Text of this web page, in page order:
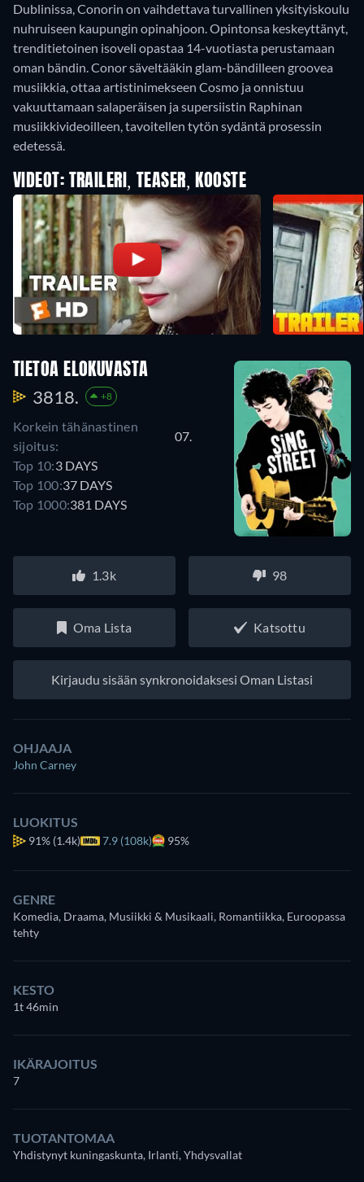
Dublinissa, Conorin on vaihdettava turvallinen yksityiskoulu
nuhruiseen kaupungin opinahjoon. Opintonsa keskeyttänyt,
trenditietoinen isoveli opastaa 14-vuotiasta perustamaan
oman bändin. Conor säveltääkin glam-bändilleen groovea
musiikkia, ottaa artistinimekseen Cosmo ja onnistuu
vakuuttamaan salaperäisen ja supersiistin Raphinan
musiikkivideoilleen, tavoitellen tytön sydäntä prosessin
edetessä.
VIDEOT: TRAILERI, TEASER, KOOSTE
TIETOA ELOKUVASTA
3818. +8
Korkein tähänastinen
sijoitus:
07.
Top 10:3 DAYS
Top 100:37 DAYS
Top 1000:381 DAYS
1.3k 98
Oma Lista Katsottu
Kirjaudu sisään synkronoidaksesi Oman Listasi
OHJAAJA
John Carney
LUOKITUS
91% (1.4k) 7.9 (108k) 95%
GENRE
Komedia, Draama, Musiikki & Musikaali, Romantiikka, Euroopassa
tehty
KESTO
1t 46min
IKÄRAJOITUS
7
TUOTANTOMAA
Yhdistynyt kuningaskunta, Irlanti, Yhdysvallat